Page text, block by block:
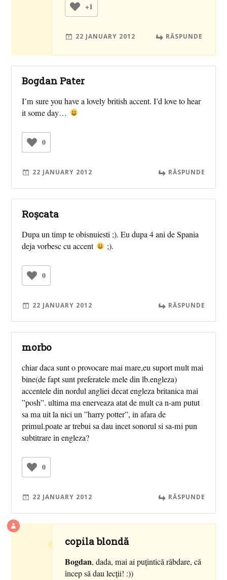
+1
22 JANUARY 2012 RĂSPUNDE
Bogdan Pater
I’m sure you have a lovely british accent. I’d love to hear
it some day…
0
22 JANUARY 2012 RĂSPUNDE
Roșcata
Dupa un timp te obisnuiesti ;). Eu dupa 4 ani de Spania
deja vorbesc cu accent
;).
0
22 JANUARY 2012 RĂSPUNDE
morbo
chiar daca sunt o provocare mai mare,eu suport mult mai
bine(de fapt sunt preferatele mele din lb.engleza)
accentele din nordul angliei decat engleza britanica mai
”posh”. ultima ma enerveaza atat de mult ca n-am putut
sa ma uit la nici un ”harry potter”, in afara de
primul.poate ar trebui sa dau incet sonorul si sa-mi pun
subtitrare in engleza?
0
22 JANUARY 2012 RĂSPUNDE
copila blondă
Bogdan, dada, mai ai puţintică răbdare, că
încep să dau lecţii! :))